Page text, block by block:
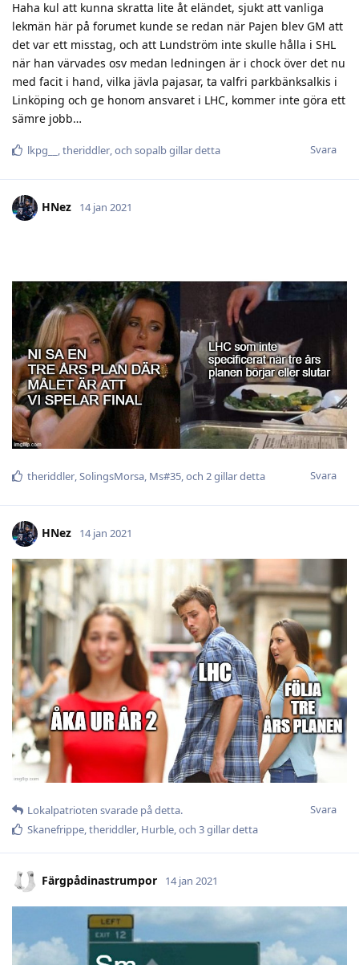
Haha kul att kunna skratta lite åt eländet, sjukt att vanliga
lekmän här på forumet kunde se redan när Pajen blev GM att
det var ett misstag, och att Lundström inte skulle hålla i SHL
när han värvades osv medan ledningen är i chock över det nu
med facit i hand, vilka jävla pajasar, ta valfri parkbänksalkis i
Linköping och ge honom ansvaret i LHC, kommer inte göra ett
sämre jobb…
Svara
lkpg__ ,theriddler, och sopalbgillar detta
HNez 14 jan 2021
Svara
theriddler,SolingsMorsa, Ms#35, och 2gillar detta
HNez 14 jan 2021
Svara
Lokalpatrioten svarade på detta.
Skanefrippe,theriddler, Hurble, och 3gillar detta
Färgpådinastrumpor 14 jan 2021